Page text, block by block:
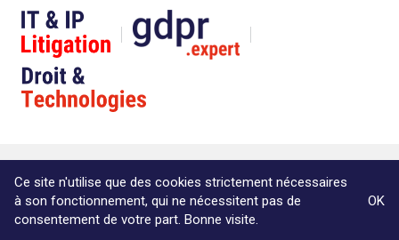
© Copyright Max & Zoé SPRL - Vie Privée -A propos &
informations légales
Website by Akimedia
Ce site n'utilise que des cookies strictement nécessaires
à son fonctionnement, qui ne nécessitent pas de
consentement de votre part. Bonne visite.
OK